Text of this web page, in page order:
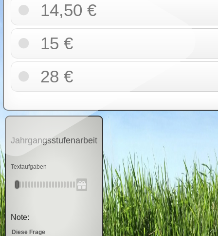
14,50 €
15 €
28 €
Jahrgangsstufenarbeit
Textaufgaben
Note:
Diese Frage